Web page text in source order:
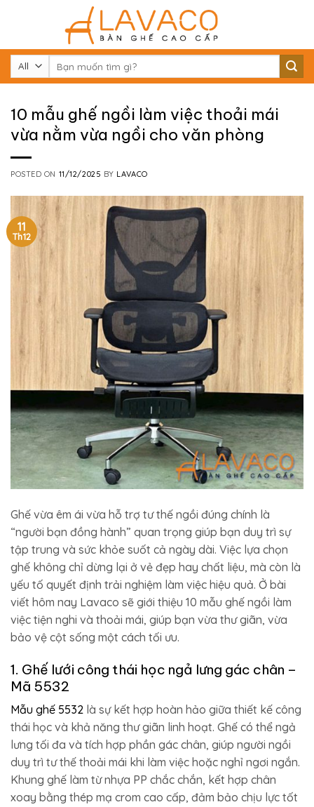
kiếm:
10 mẫu ghế ngồi làm việc thoải mái
vừa nằm vừa ngồi cho văn phòng
POSTED ON 11/12/2025 BY LAVACO
11
Th12
Ghế vừa êm ái vừa hỗ trợ tư thế ngồi đúng chính là
“người bạn đồng hành” quan trọng giúp bạn duy trì sự
tập trung và sức khỏe suốt cả ngày dài. Việc lựa chọn
ghế không chỉ dừng lại ở vẻ đẹp hay chất liệu, mà còn là
yếu tố quyết định trải nghiệm làm việc hiệu quả. Ở bài
viết hôm nay Lavaco sẽ giới thiệu 10 mẫu ghế ngồi làm
việc tiện nghi và thoải mái, giúp bạn vừa thư giãn, vừa
bảo vệ cột sống một cách tối ưu.
1. Ghế lưới công thái học ngả lưng gác chân –
Mã 5532
Mẫu ghế 5532 là sự kết hợp hoàn hảo giữa thiết kế công
thái học và khả năng thư giãn linh hoạt. Ghế có thể ngả
lưng tối đa và tích hợp phần gác chân, giúp người ngồi
duy trì tư thế thoải mái khi làm việc hoặc nghỉ ngơi ngắn.
Khung ghế làm từ nhựa PP chắc chắn, kết hợp chân
xoay bằng thép mạ crom cao cấp, đảm bảo chịu lực tốt